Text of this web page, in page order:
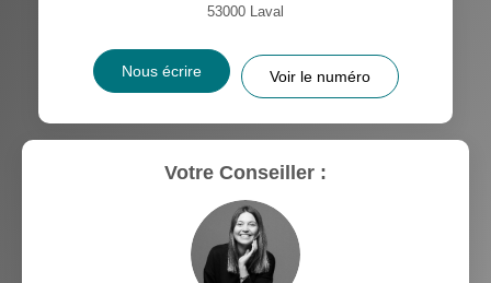
53000 Laval
Nous écrire Voir le numéro
Votre Conseiller :